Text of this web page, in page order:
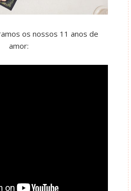
os nossos 11 anos de
amor: